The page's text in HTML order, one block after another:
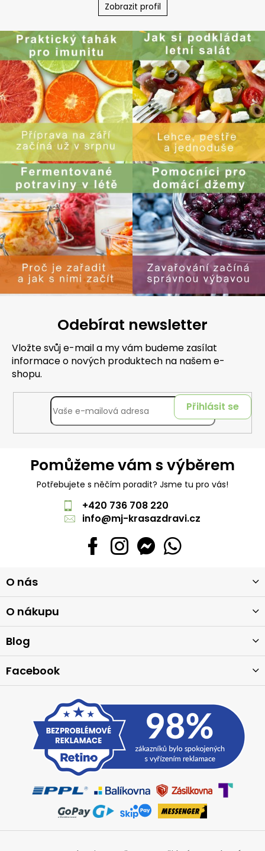
Zobrazit profil
Odebírat newsletter
Vložte svůj e-mail a my vám budeme zasílat
informace o nových produktech na našem e-
shopu.
Přihlásit se
Pomůžeme vám s výběrem
Potřebujete s něčím poradit? Jsme tu pro vás!
+420 736 708 220
info@mj-krasazdravi.cz
á
p
a
t
O nás
O nákupu
Blog
Facebook